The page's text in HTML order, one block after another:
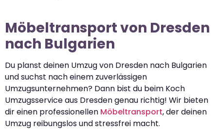
Möbeltransport von Dresden
nach Bulgarien
Du planst deinen Umzug von Dresden nach Bulgarien
und suchst nach einem zuverlässigen
Umzugsunternehmen? Dann bist du beim Koch
Umzugsservice aus Dresden genau richtig! Wir bieten
dir einen professionellen Möbeltransport, der deinen
Umzug reibungslos und stressfrei macht.